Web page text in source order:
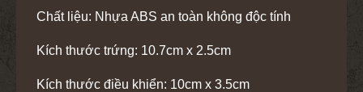
Chất liệu: Nhựa ABS an toàn không độc tính
Kích thước trứng: 10.7cm x 2.5cm
Kích thước điều khiển: 10cm x 3.5cm